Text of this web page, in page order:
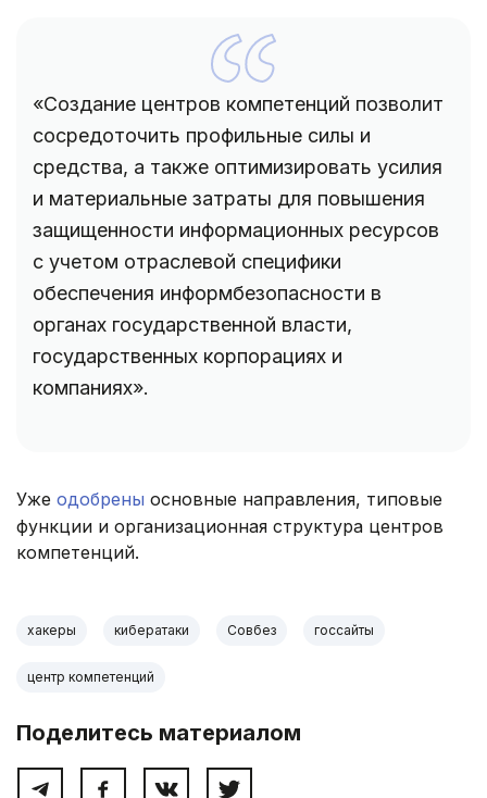
«Создание центров компетенций позволит
сосредоточить профильные силы и
средства, а также оптимизировать усилия
и материальные затраты для повышения
защищенности информационных ресурсов
с учетом отраслевой специфики
обеспечения информбезопасности в
органах государственной власти,
государственных корпорациях и
компаниях».
Уже одобрены основные направления, типовые
функции и организационная структура центров
компетенций.
хакеры кибератаки Совбез госсайты
центр компетенций
Поделитесь материалом